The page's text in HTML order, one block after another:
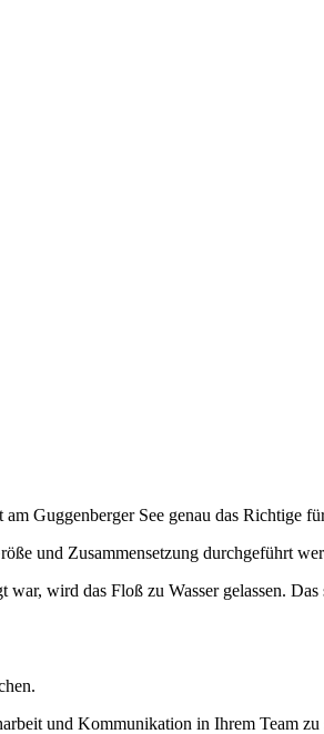
Guggenberger See genau das Richtige
und Zusammensetzung durchgeführt
wird das Floß zu Wasser gelassen.
und Kommunikation in Ihrem Team zu